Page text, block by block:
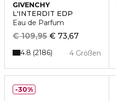
GIVENCHY
L'INTERDIT EDP
Eau de Parfum
€ 73,67
€ 109,95
4 Größen
4.8 2186
30%